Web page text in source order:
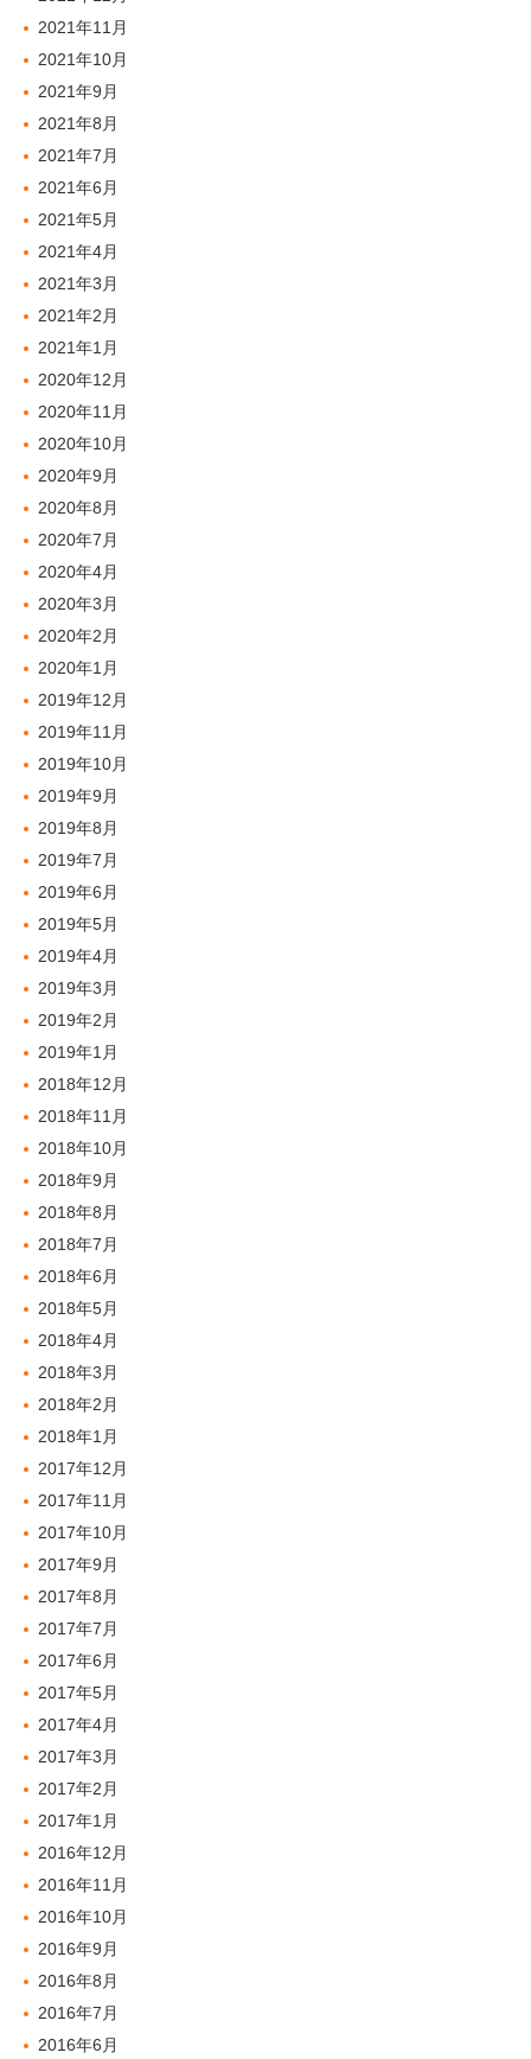
2021年11月
2021年10月
2021年9月
2021年8月
2021年7月
2021年6月
2021年5月
2021年4月
2021年3月
2021年2月
2021年1月
2020年12月
2020年11月
2020年10月
2020年9月
2020年8月
2020年7月
2020年4月
2020年3月
2020年2月
2020年1月
2019年12月
2019年11月
2019年10月
2019年9月
2019年8月
2019年7月
2019年6月
2019年5月
2019年4月
2019年3月
2019年2月
2019年1月
2018年12月
2018年11月
2018年10月
2018年9月
2018年8月
2018年7月
2018年6月
2018年5月
2018年4月
2018年3月
2018年2月
2018年1月
2017年12月
2017年11月
2017年10月
2017年9月
2017年8月
2017年7月
2017年6月
2017年5月
2017年4月
2017年3月
2017年2月
2017年1月
2016年12月
2016年11月
2016年10月
2016年9月
2016年8月
2016年7月
2016年6月